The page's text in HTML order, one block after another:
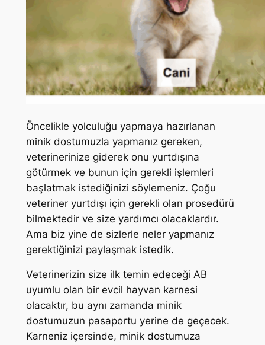
Öncelikle yolculuğu yapmaya hazırlanan
minik dostumuzla yapmanız gereken,
veterinerinize giderek onu yurtdışına
götürmek ve bunun için gerekli işlemleri
başlatmak istediğinizi söylemeniz. Çoğu
veteriner yurtdışı için gerekli olan prosedürü
bilmektedir ve size yardımcı olacaklardır.
Ama biz yine de sizlerle neler yapmanız
gerektiğinizi paylaşmak istedik.
Veterinerizin size ilk temin edeceği AB
uyumlu olan bir evcil hayvan karnesi
olacaktır, bu aynı zamanda minik
dostumuzun pasaportu yerine de geçecek.
Karneniz içersinde, minik dostumuza